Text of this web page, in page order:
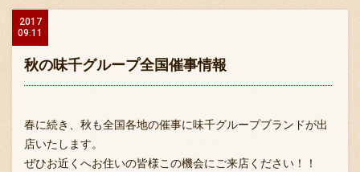
味千の取り組み
2017
09.11
秋の味千グループ全国催事情報
春に続き、秋も全国各地の催事に味千グループブランドが出
店いたします。
ぜひお近くへお住いの皆様この機会にご来店ください！！